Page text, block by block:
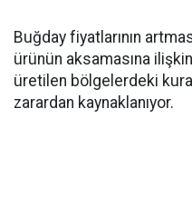
Buğday fiyatlarının
ürünün aksamasına
üretilen bölgelerdeki
zarardan kaynaklanıyor.